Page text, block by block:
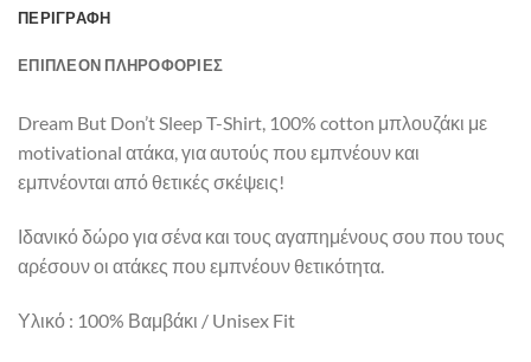
ΠΕΡΙΓΡΑΦΉ
ΕΠΙΠΛΈΟΝ ΠΛΗΡΟΦΟΡΊΕΣ
Dream But Don’t Sleep T-Shirt, 100% cotton μπλουζάκι με
motivational ατάκα, για αυτούς που εμπνέουν και
εμπνέονται από θετικές σκέψεις!
Ιδανικό δώρο για σένα και τους αγαπημένους σου που τους
αρέσουν οι ατάκες που εμπνέουν θετικότητα.
Υλικό : 100% Βαμβάκι / Unisex Fit